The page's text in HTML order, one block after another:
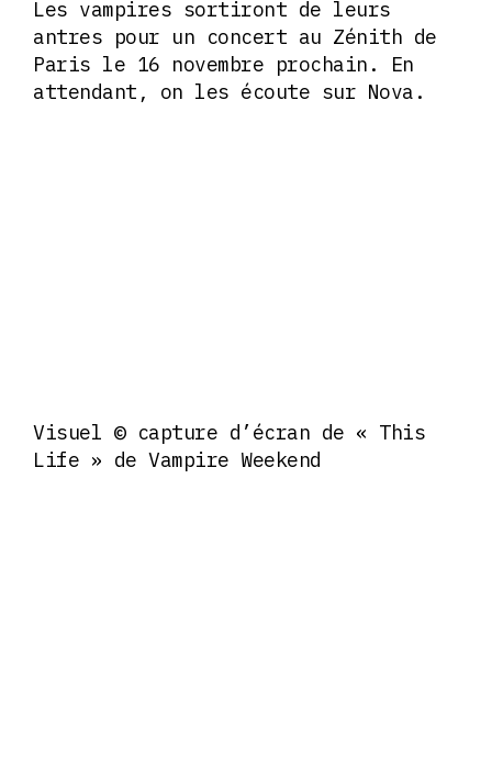
Les vampires sortiront de leurs
antres pour un concert au Zénith de
Paris le 16 novembre prochain. En
attendant, on les écoute sur Nova.
Visuel © capture d’écran de « This
Life » de Vampire Weekend